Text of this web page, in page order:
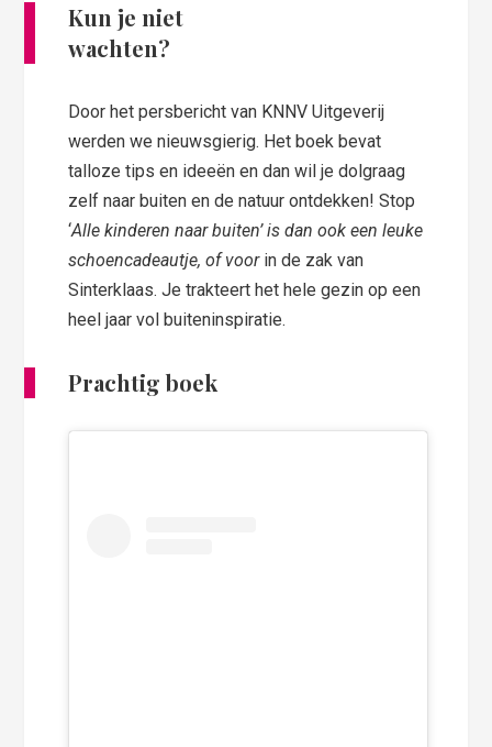
Kun je niet
wachten?
Door het persbericht van KNNV Uitgeverij
werden we nieuwsgierig. Het boek bevat
talloze tips en ideeën en dan wil je dolgraag
zelf naar buiten en de natuur ontdekken! Stop
‘Alle kinderen naar buiten’ is dan ook een leuke
schoencadeautje, of voor in de zak van
Sinterklaas. Je trakteert het hele gezin op een
heel jaar vol buiteninspiratie.
Prachtig boek